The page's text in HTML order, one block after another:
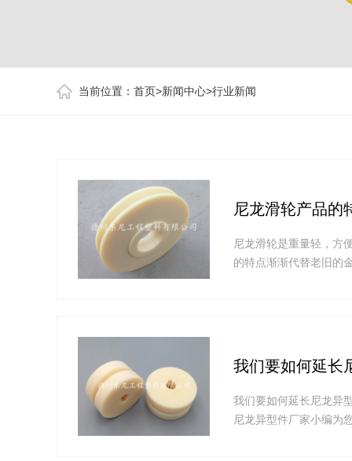
当前位置： 首页>新闻中心>行业新闻
尼龙滑轮产品的
尼龙滑轮是重量轻，方
的特点渐渐代替老旧的
我们要如何延长
我们要如何延长尼龙异
尼龙异型件厂家小编为